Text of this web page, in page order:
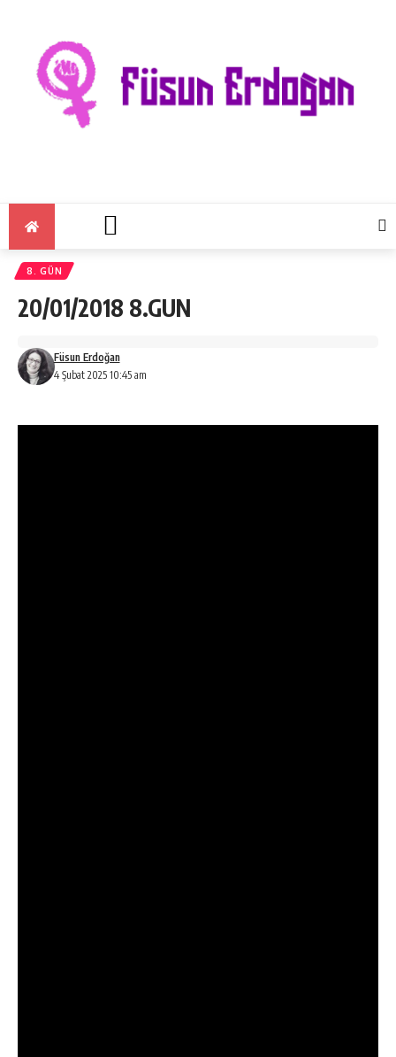
8. GÜN
20/01/2018 8.GUN
4 Şubat 2025 10:45 am
Füsun Erdoğan